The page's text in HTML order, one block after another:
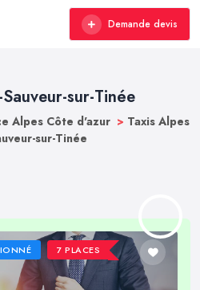
Demande devis
sur-Tinée
Alpes Côte d'azur > Taxis Alpes
sur-Tinée
7 PLACES